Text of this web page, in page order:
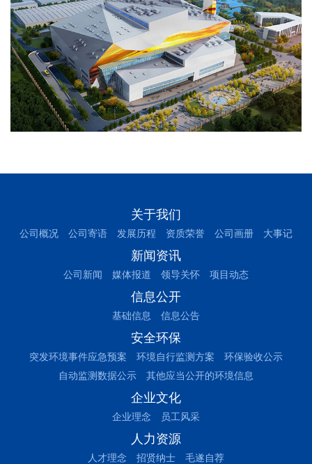
关于我们
公司概况 公司寄语 发展历程 资质荣誉 公司画册 大事记
新闻资讯
公司新闻 媒体报道 领导关怀 项目动态
信息公开
基础信息 信息公告
安全环保
突发环境事件应急预案 环境自行监测方案
环保验收公示
自动监测数据公示
其他应当公开的环境信息
企业文化
企业理念 员工风采
人力资源
人才理念 招贤纳士 毛遂自荐